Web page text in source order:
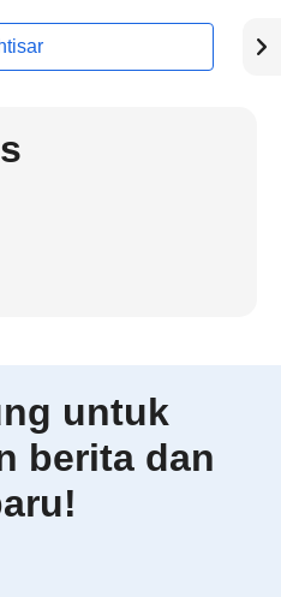
untuk
berita dan